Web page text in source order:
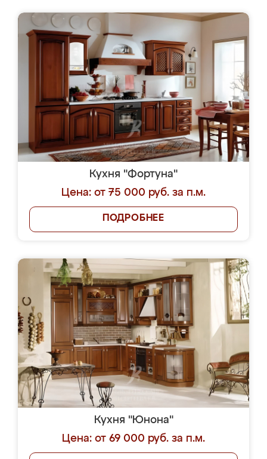
Кухня "Фортуна"
Цена: от 75 000 руб. за п.м.
ПОДРОБНЕЕ
Кухня "Юнона"
Цена: от 69 000 руб. за п.м.